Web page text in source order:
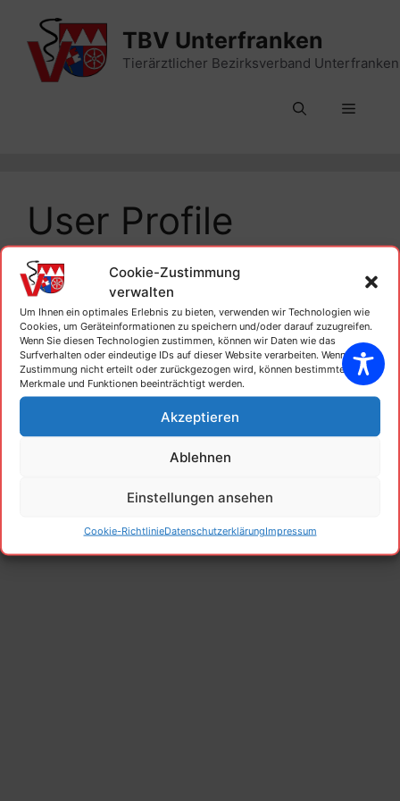
Cookie-Zustimmung
verwalten
Um Ihnen ein optimales Erlebnis zu bieten, verwenden wir Technologien wie
Cookies, um Geräteinformationen zu speichern und/oder darauf zuzugreifen.
Wenn Sie diesen Technologien zustimmen, können wir Daten wie das
Surfverhalten oder eindeutige IDs auf dieser Website verarbeiten. Wenn die
Zustimmung nicht erteilt oder zurückgezogen wird, können bestimmte
Merkmale und Funktionen beeinträchtigt werden.
Akzeptieren
Ablehnen
Einstellungen ansehen
Cookie-RichtlinieDatenschutzerklärungImpressum
springen
TBV Unterfranken
Tierärztlicher Bezirksverband Unterfranken
Menü
User Profile
[em_profile]
Kontakt Fortbildung
Impressum
Datenschutzerklärung
Cookie-Richtlinie (EU)
© 2026 TBV Unterfranken• Erstellt mit
GeneratePress